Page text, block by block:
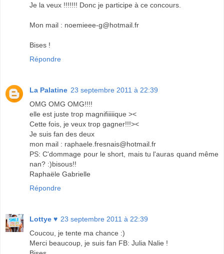
Je la veux !!!!!!! Donc je participe à ce concours.
Mon mail : noemieee-g@hotmail.fr
Bises !
Répondre
La Palatine 23 septembre 2011 à 22:39
OMG OMG OMG!!!!
elle est juste trop magnifiiiiique ><
Cette fois, je veux trop gagner!!!><
Je suis fan des deux
mon mail : raphaele.fresnais@hotmail.fr
PS: C'dommage pour le short, mais tu l'auras quand même
nan? :)bisous!!
Raphaële Gabrielle
Répondre
Lottye ♥ 23 septembre 2011 à 22:39
Coucou, je tente ma chance :)
Merci beaucoup, je suis fan FB: Julia Nalie !